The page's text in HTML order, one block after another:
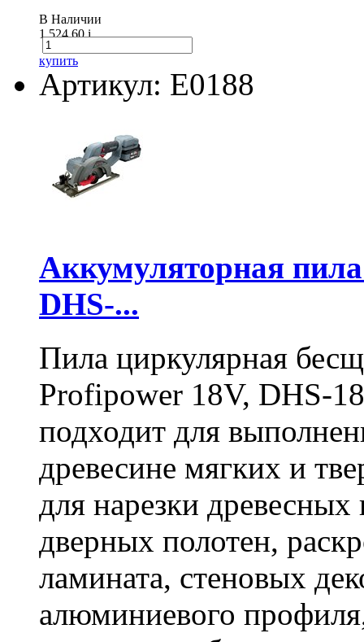
В Наличии
1 524.60i
купить
Артикул: E0188
Аккумуляторная
DHS-...
Пила циркулярная
Profipower 18V, DHS-
подходит для
древесине мягких и
для нарезки
дверных полотен,
ламината, стеновых
алюминиевого